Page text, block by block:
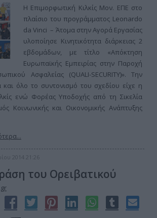
Η Επιμορφωτική Κιλκίς Μον. ΕΠΕ στο
πλαίσιο του προγράμματος Leonardo
da Vinci – Άτομα στην Αγορά Εργασίας
υλοποίησε Κινητικότητα διάρκειας 2
εβδομάδων, με τίτλο «Απόκτηση
Ευρωπαϊκής Εμπειρίας στην Παροχή
Ασφαλείας (QUALI-SECURITY)». Την
και όλο το συντονισμό του σχεδίου είχε η
ενώ Φορέας Υποδοχής από τη Σικελία
Κοινωνικής και Οικονομικής Ανάπτυξης
2014 21:26
του Ορειβατικού